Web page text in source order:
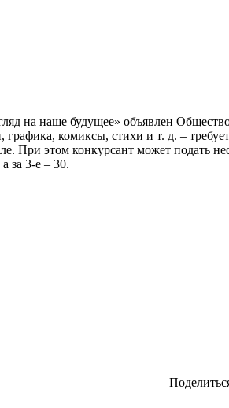
на наше будущее» объявлен
комиксы, стихи и т. д. –­
При этом конкурсант может подать
за 3-е – 30.